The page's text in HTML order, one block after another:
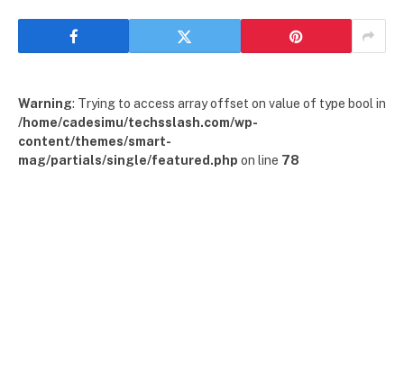
Warning: Trying to access array offset on value of type bool in
/home/cadesimu/techsslash.com/wp-
content/themes/smart-
mag/partials/single/featured.php on line 78